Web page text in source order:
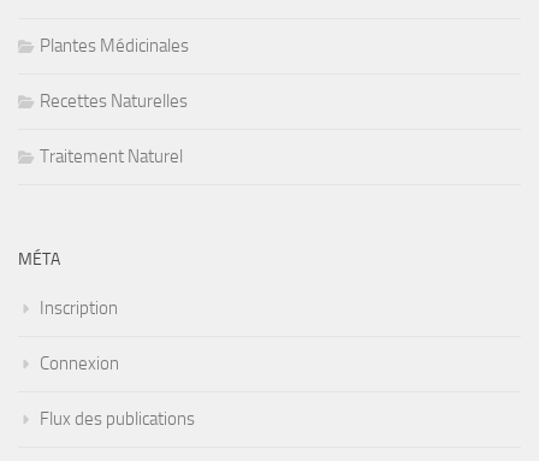
Plantes Médicinales
Recettes Naturelles
Traitement Naturel
MÉTA
Inscription
Connexion
Flux des publications